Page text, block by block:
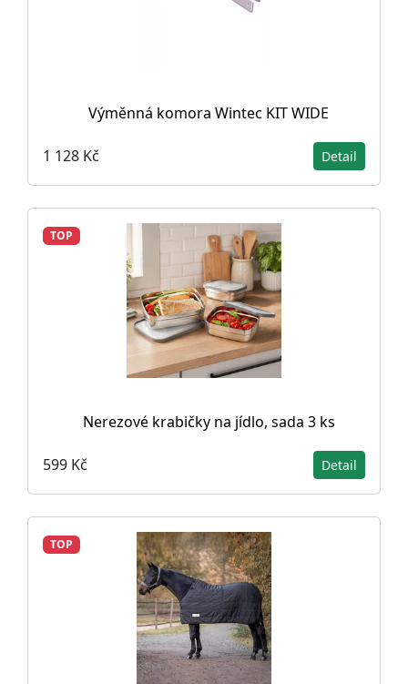
Výměnná komora Wintec KIT WIDE
1 128 Kč Detail
TOP
Nerezové krabičky na jídlo, sada 3 ks
599 Kč Detail
TOP